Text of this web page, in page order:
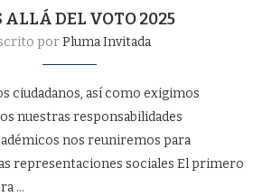
ALLÁ DEL VOTO 2025
porPluma Invitada
ciudadanos, así como exigimos
nuestras responsabilidades
nos reuniremos para
representaciones sociales El primero
…